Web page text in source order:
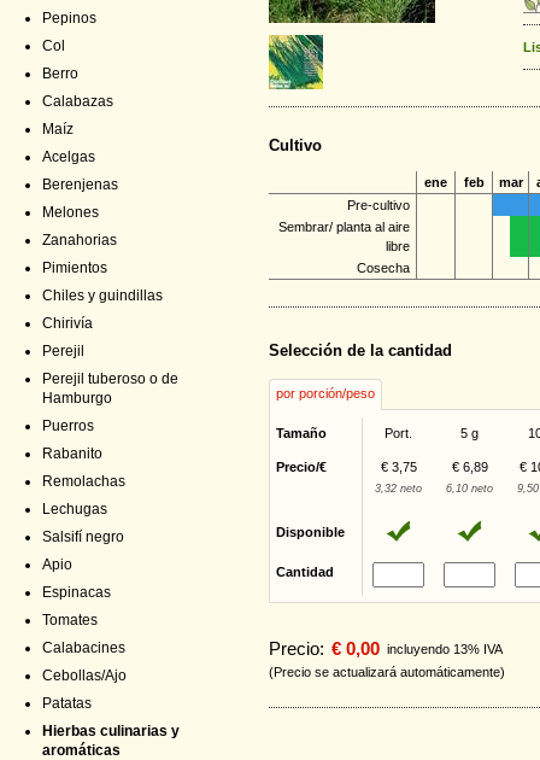
Pepinos
Col
Berro
Calabazas
Maíz
Acelgas
Berenjenas
Melones
Zanahorias
Pimientos
Chiles y guindillas
Chirivía
Perejil
Perejil tuberoso o de
Hamburgo
Puerros
Rabanito
Remolachas
Lechugas
Salsifí negro
Apio
Espinacas
Tomates
Calabacines
Cebollas/Ajo
Patatas
Hierbas culinarias y
aromáticas
Cultivo
ene feb mar
Pre-cultivo
Sembrar/ planta al aire
libre
Cosecha
Selección de la cantidad
por porción/peso
Tamaño Port. 5 g
Precio/€ € 3,75 € 6,89 €
3,32 neto 6,10 neto
Disponible
Cantidad
Precio: € 0,00 incluyendo 13% IVA
(Precio se actualizará automáticamente)